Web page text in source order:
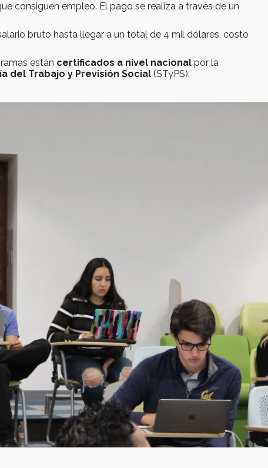
consiguen empleo. El pago se realiza a través de un
bruto hasta llegar a un total de 4 mil dólares, costo
están certificados a nivel nacional por la
del Trabajo y Previsión Social (STyPS).